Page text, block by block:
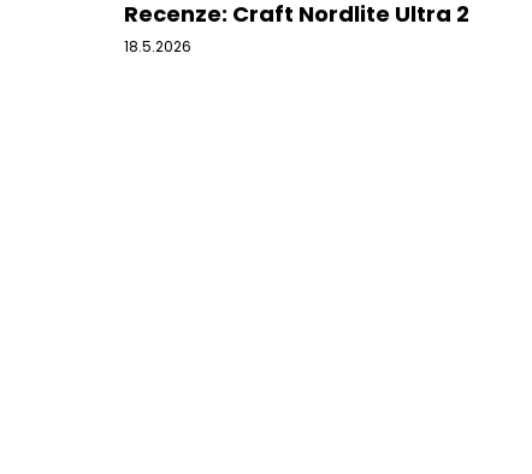
Recenze: Craft Nordlite Ultra 2
18.5.2026